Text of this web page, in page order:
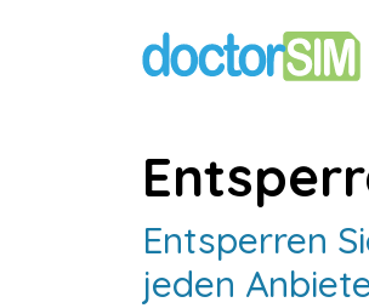
Entsperren
jeden